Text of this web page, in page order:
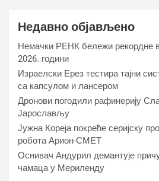
Недавно објављено
Немачки РЕНК бележи рекордне
2026. години
Израелски Ерез тестира тајни
са капсулом и лансером
Дронови погодили рафинерију
Јарослављу
Јужна Кореја покреће серијску
робота Арион-СМЕТ
Оснивач Андурил демантује
чамаца у Мериленду